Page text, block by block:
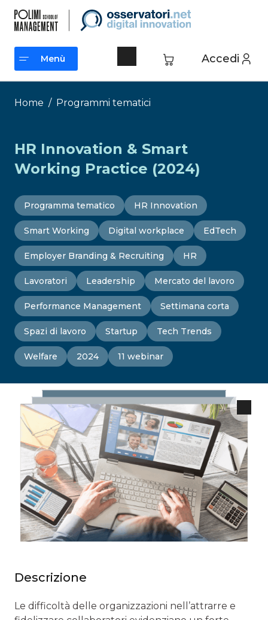
contenuto
Accedi
Menù
Menù
Home / Programmi tematici
HR Innovation & Smart
Working Practice (2024)
Programma tematico HR Innovation
Smart Working Digital workplace EdTech
Employer Branding & Recruiting HR
Lavoratori Leadership Mercato del lavoro
Performance Management Settimana corta
Spazi di lavoro Startup Tech Trends
Welfare 2024 11 webinar
Descrizione
Le difficoltà delle organizzazioni nell’attrarre e